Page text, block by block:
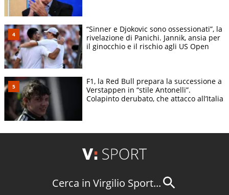
“Sinner e Djokovic sono ossessionati”, la
rivelazione di Panichi. Jannik, ansia per
il ginocchio e il rischio agli US Open
F1, la Red Bull prepara la successione a
Verstappen in “stile Antonelli”.
Colapinto derubato, che attacco all’Italia
Cerca in Virgilio Sport...